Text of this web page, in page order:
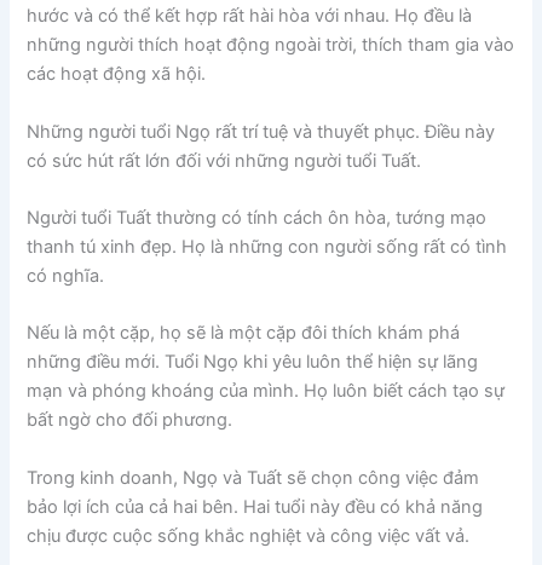
hước và có thể kết hợp rất hài hòa với nhau. Họ đều là
những người thích hoạt động ngoài trời, thích tham gia vào
các hoạt động xã hội.
Những người tuổi Ngọ rất trí tuệ và thuyết phục. Điều này
có sức hút rất lớn đối với những người tuổi Tuất.
Người tuổi Tuất thường có tính cách ôn hòa, tướng mạo
thanh tú xinh đẹp. Họ là những con người sống rất có tình
có nghĩa.
Nếu là một cặp, họ sẽ là một cặp đôi thích khám phá
những điều mới. Tuổi Ngọ khi yêu luôn thể hiện sự lãng
mạn và phóng khoáng của mình. Họ luôn biết cách tạo sự
bất ngờ cho đối phương.
Trong kinh doanh, Ngọ và Tuất sẽ chọn công việc đảm
bảo lợi ích của cả hai bên. Hai tuổi này đều có khả năng
chịu được cuộc sống khắc nghiệt và công việc vất vả.